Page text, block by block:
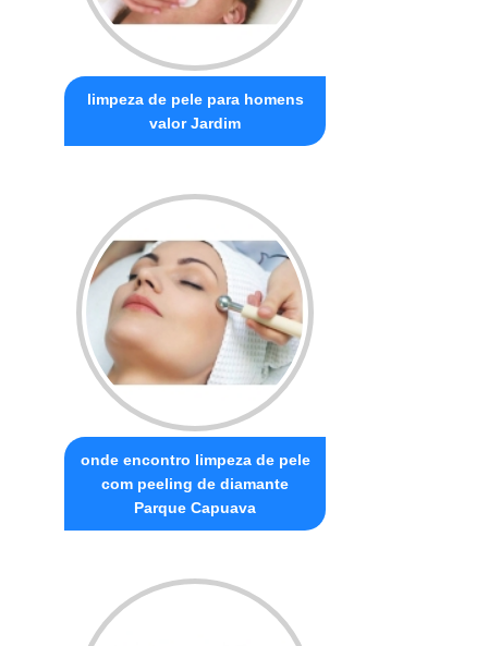
limpeza de pele para homens
valor Jardim
onde encontro limpeza de pele
com peeling de diamante
Parque Capuava